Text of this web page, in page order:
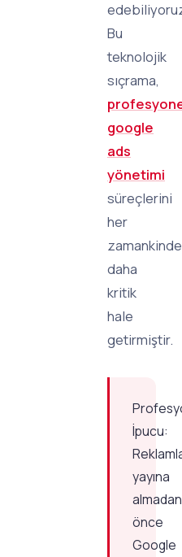
Bu
teknolojik
sıçrama,
google
ads
yönetimi
süreçlerini
her
daha
kritik
hale
getirmiştir.
İpucu:
yayına
almadan
önce
Google